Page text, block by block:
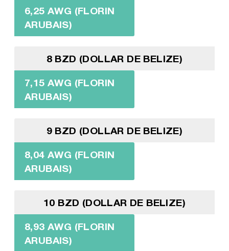
6,25 AWG (FLORIN
ARUBAIS)
8 BZD (DOLLAR DE BELIZE)
7,15 AWG (FLORIN
ARUBAIS)
9 BZD (DOLLAR DE BELIZE)
8,04 AWG (FLORIN
ARUBAIS)
10 BZD (DOLLAR DE BELIZE)
8,93 AWG (FLORIN
ARUBAIS)